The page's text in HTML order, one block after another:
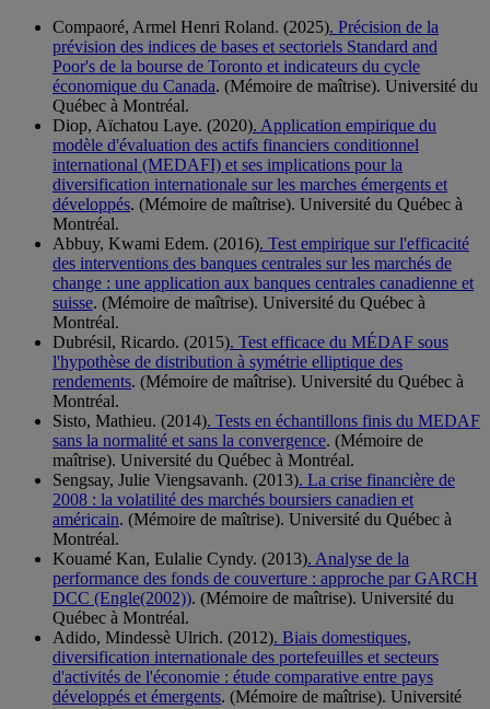
Compaoré, Armel Henri Roland. (2025). Précision de la
prévision des indices de bases et sectoriels Standard and
Poor's de la bourse de Toronto et indicateurs du cycle
économique du Canada. (Mémoire de maîtrise). Université du
Québec à Montréal.
Diop, Aïchatou Laye. (2020). Application empirique du
modèle d'évaluation des actifs financiers conditionnel
international (MEDAFI) et ses implications pour la
diversification internationale sur les marches émergents et
développés. (Mémoire de maîtrise). Université du Québec à
Montréal.
Abbuy, Kwami Edem. (2016). Test empirique sur l'efficacité
des interventions des banques centrales sur les marchés de
change : une application aux banques centrales canadienne et
suisse. (Mémoire de maîtrise). Université du Québec à
Montréal.
Dubrésil, Ricardo. (2015). Test efficace du MÉDAF sous
l'hypothèse de distribution à symétrie elliptique des
rendements. (Mémoire de maîtrise). Université du Québec à
Montréal.
Sisto, Mathieu. (2014). Tests en échantillons finis du MEDAF
sans la normalité et sans la convergence. (Mémoire de
maîtrise). Université du Québec à Montréal.
Sengsay, Julie Viengsavanh. (2013). La crise financière de
2008 : la volatilité des marchés boursiers canadien et
américain. (Mémoire de maîtrise). Université du Québec à
Montréal.
Kouamé Kan, Eulalie Cyndy. (2013). Analyse de la
performance des fonds de couverture : approche par GARCH
DCC (Engle(2002)). (Mémoire de maîtrise). Université du
Québec à Montréal.
Adido, Mindessè Ulrich. (2012). Biais domestiques,
diversification internationale des portefeuilles et secteurs
d'activités de l'économie : étude comparative entre pays
développés et émergents. (Mémoire de maîtrise). Université